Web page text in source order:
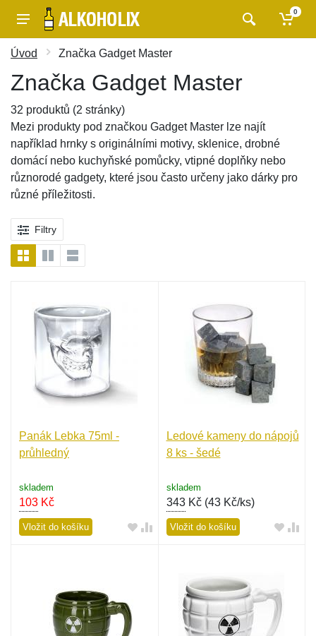
0
Úvod Značka Gadget Master
Značka Gadget Master
32 produktů (2 stránky)
Mezi produkty pod značkou Gadget Master lze najít
například hrnky s originálními motivy, sklenice, drobné
domácí nebo kuchyňské pomůcky, vtipné doplňky nebo
různorodé gadgety, které jsou často určeny jako dárky pro
různé příležitosti.
Filtry
Panák Lebka 75ml -
průhledný
skladem
103 Kč
Vložit do košíku
Ledové kameny do nápojů
8 ks - šedé
skladem
343Kč (43 Kč/ks)
Vložit do košíku